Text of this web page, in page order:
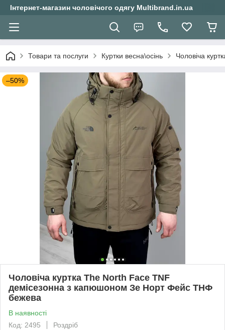
Інтернет-магазин чоловічого одягу Multibrand.in.ua
Товари та послуги Куртки весна\осінь Чоловіча
–50%
Чоловіча куртка The North Face TNF
демісезонна з капюшоном Зе Норт Фейс ТНФ
бежева
В наявності
Код: 2495
Роздріб